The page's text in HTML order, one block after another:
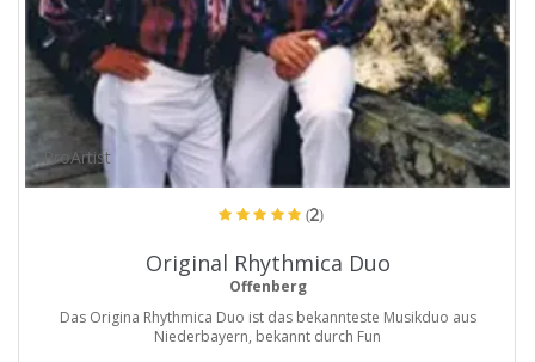
ProArtist
(2)
Original Rhythmica Duo
Offenberg
Das Origina Rhythmica Duo ist das bekannteste Musikduo aus
Niederbayern, bekannt durch Fun